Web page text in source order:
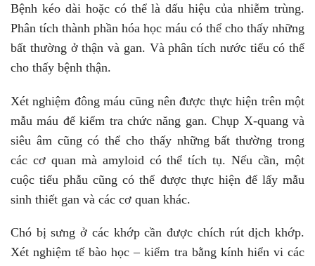
Bệnh kéo dài hoặc có thể là dấu hiệu của nhiễm trùng.
Phân tích thành phần hóa học máu có thể cho thấy những
bất thường ở thận và gan. Và phân tích nước tiểu có thể
cho thấy bệnh thận.
Xét nghiệm đông máu cũng nên được thực hiện trên một
mẫu máu để kiểm tra chức năng gan. Chụp X-quang và
siêu âm cũng có thể cho thấy những bất thường trong
các cơ quan mà amyloid có thể tích tụ. Nếu cần, một
cuộc tiểu phẫu cũng có thể được thực hiện để lấy mẫu
sinh thiết gan và các cơ quan khác.
Chó bị sưng ở các khớp cần được chích rút dịch khớp.
Xét nghiệm tế bào học – kiểm tra bằng kính hiển vi các